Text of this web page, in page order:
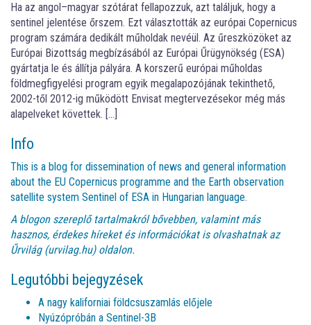
Ha az angol–magyar szótárat fellapozzuk, azt találjuk, hogy a
sentinel jelentése őrszem. Ezt választották az európai Copernicus
program számára dedikált műholdak nevéül. Az űreszközöket az
Európai Bizottság megbízásából az Európai Űrügynökség (ESA)
gyártatja le és állítja pályára. A korszerű európai műholdas
földmegfigyelési program egyik megalapozójának tekinthető,
2002-től 2012-ig működött Envisat megtervezésekor még más
alapelveket követtek. […]
Info
This is a blog for dissemination of news and general information
about the EU Copernicus programme and the Earth observation
satellite system Sentinel of ESA in Hungarian language.
A blogon szereplő tartalmakról bővebben, valamint más
hasznos, érdekes híreket és információkat is olvashatnak az
Űrvilág (urvilag.hu)oldalon.
Legutóbbi bejegyzések
A nagy kaliforniai földcsuszamlás előjele
Nyúzópróbán a Sentinel-3B